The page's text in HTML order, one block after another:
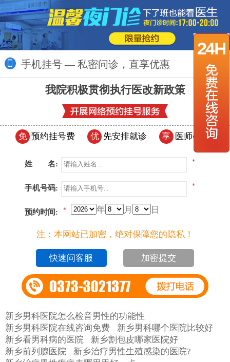
手机挂号 — 私密问诊，直享优惠 更多>>
我院积极贯彻执行医改新政策
免 预约挂号费 优 先安排就诊 享 医师会诊
姓 名: *
手机号码: *
预约时间: 年 月 日
*
注：本网站已加密，绝对保障您的隐私！
加密提交
新乡男科医院怎么检音男性的功能性
新乡男科医院在线咨询免费
新乡男科哪个医院比较好
新乡看男科病的医院
新乡割包皮哪家医院好
新乡前列腺医院
新乡治疗男性生殖感染的医院?